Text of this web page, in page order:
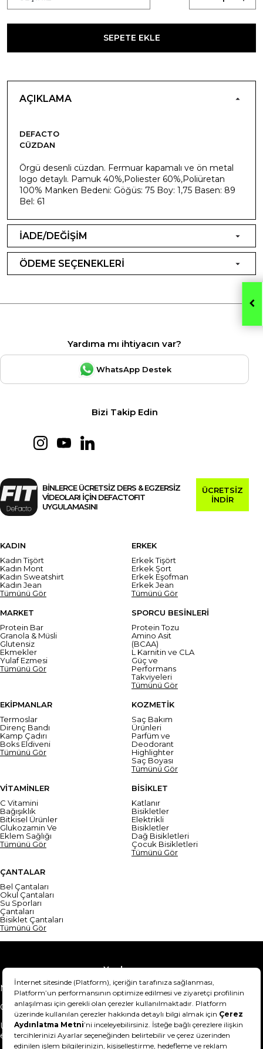
SEPETE EKLE
AÇIKLAMA
DEFACTO
CÜZDAN
Örgü desenli cüzdan. Fermuar kapamalı ve ön metal
logo detaylı. Pamuk 40%,Poliester 60%,Poliüretan
100% Manken Bedeni: Göğüs: 75 Boy: 1,75 Basen: 89
Bel: 61
İADE/DEĞİŞİM
ÖDEME SEÇENEKLERİ
Yardıma mı ihtiyacın var?
WhatsApp Destek
Bizi Takip Edin
BİNLERCE ÜCRETSİZ DERS & EGZERSİZ
VİDEOLARI İÇİN DEFACTOFIT
UYGULAMASINI
ÜCRETSİZ
İNDİR
KADIN
Kadın Tişört
Kadın Mont
Kadın Sweatshirt
Kadın Jean
Tümünü Gör
ERKEK
Erkek Tişört
Erkek Şort
Erkek Eşofman
Erkek Jean
Tümünü Gör
MARKET
Protein Bar
Granola & Müsli
Glutensiz
Ekmekler
Yulaf Ezmesi
Tümünü Gör
SPORCU BESİNLERİ
Protein Tozu
Amino Asit
(BCAA)
L Karnitin ve CLA
Güç ve
Performans
Takviyeleri
Tümünü Gör
EKİPMANLAR
Termoslar
Direnç Bandı
Kamp Çadırı
Boks Eldiveni
Tümünü Gör
KOZMETİK
Saç Bakım
Ürünleri
Parfüm ve
Deodorant
Highlighter
Saç Boyası
Tümünü Gör
VİTAMİNLER
C Vitamini
Bağışıklık
Bitkisel Ürünler
Glukozamin Ve
Eklem Sağlığı
Tümünü Gör
BİSİKLET
Katlanır
Bisikletler
Elektrikli
Bisikletler
Dağ Bisikletleri
Çocuk Bisikletleri
Tümünü Gör
ÇANTALAR
Bel Çantaları
Okul Çantaları
Su Sporları
Çantaları
Bisiklet Çantaları
Tümünü Gör
Yardım
Mesafeli Satış Sözleşmesi
Teslimat Bilgisi
Gizlilik Sözleşmesi
Şartlar & Koşullar
Ürünümü nasıl iade
edebilirim?
Hakkımızda